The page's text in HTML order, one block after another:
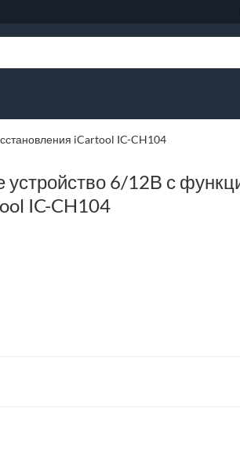
iCartool IC-CH104
устройство 6/12В с
IC-CH104